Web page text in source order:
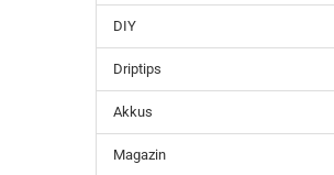
DIY
Driptips
Akkus
Magazin